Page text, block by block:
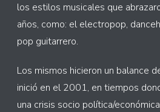
los estilos musicales que
años, como: el electropop,
pop guitarrero.
Los mismos hicieron un balance
inició en el 2001, en tiempos
una crisis socio política/